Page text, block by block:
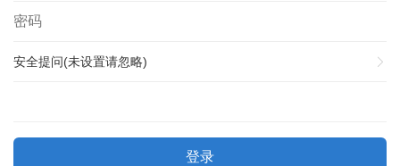
安全提问(未设置请忽略)
登录